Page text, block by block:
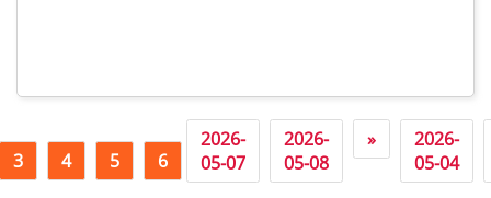
3 4 5 6 7
2026-
05-07
2026-
05-08
»
2026-
05-04